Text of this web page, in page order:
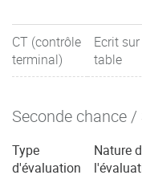
CT (contrôle
terminal)
Ecrit sur
table
Seconde chance
Type
d'évaluation
Nature